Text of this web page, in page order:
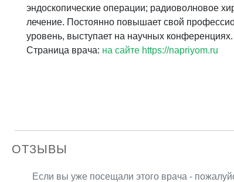
эндоскопические операции; радиоволновое
лечение. Постоянно повышает свой
уровень, выступает на научных конференциях.
Страница врача: на сайте https://napriyom.ru
ОТЗЫВЫ
Если вы уже посещали этого врача -